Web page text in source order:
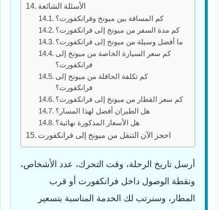
الأسئلة الشائعة
كم المسافة بين ميونخ وفرانكفورت؟
كم مدة السفر من ميونخ إلى فرانكفورت؟
ما أفضل وسيلة من ميونخ إلى فرانكفورت؟
كم سعر السيارة الخاصة من ميونخ إلى
فرانكفورت؟
كم تكلفة الحافلة من ميونخ إلى
فرانكفورت؟
كم سعر القطار من ميونخ إلى فرانكفورت؟
هل الطيران أفضل لهذا المسار؟
هل الأسعار المذكورة نهائية؟
احجز الآن التنقل من ميونخ إلى فرانكفورت
أرسل تاريخ الرحلة، وقت التحرك، عدد الأشخاص،
ونقطة الوصول داخل فرانكفورت أو قرب
المطار، وسنرتب لك الخدمة المناسبة بتسعير